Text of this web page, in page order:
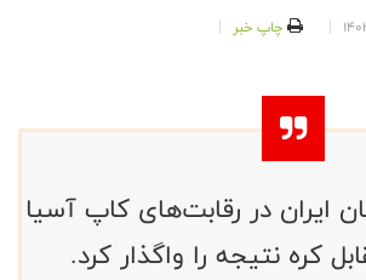
چاپ خبر
ایران در رقابت‌های کاپ آسیا